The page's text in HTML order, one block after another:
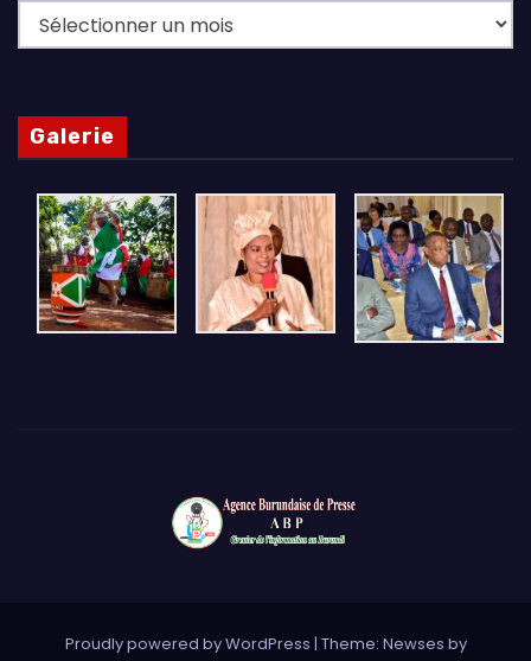
Archives
Galerie
Proudly powered by WordPress | Theme: Newses by